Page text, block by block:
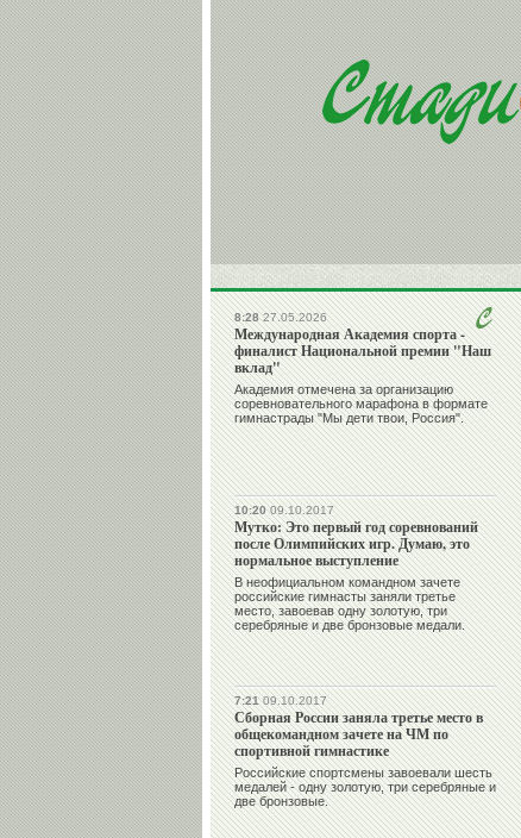
8:2827.05.2026
Международная Академия спорта -
финалист Национальной премии "Наш
вклад"
Академия отмечена за организацию
соревновательного марафона в формате
гимнастрады "Мы дети твои, Россия".
10:2009.10.2017
Мутко: Это первый год соревнований
после Олимпийских игр. Думаю, это
нормальное выступление
В неофициальном командном зачете
российские гимнасты заняли третье
место, завоевав одну золотую, три
серебряные и две бронзовые медали.
7:2109.10.2017
Сборная России заняла третье место в
общекомандном зачете на ЧМ по
спортивной гимнастике
Российские спортсмены завоевали шесть
медалей - одну золотую, три серебряные и
две бронзовые.